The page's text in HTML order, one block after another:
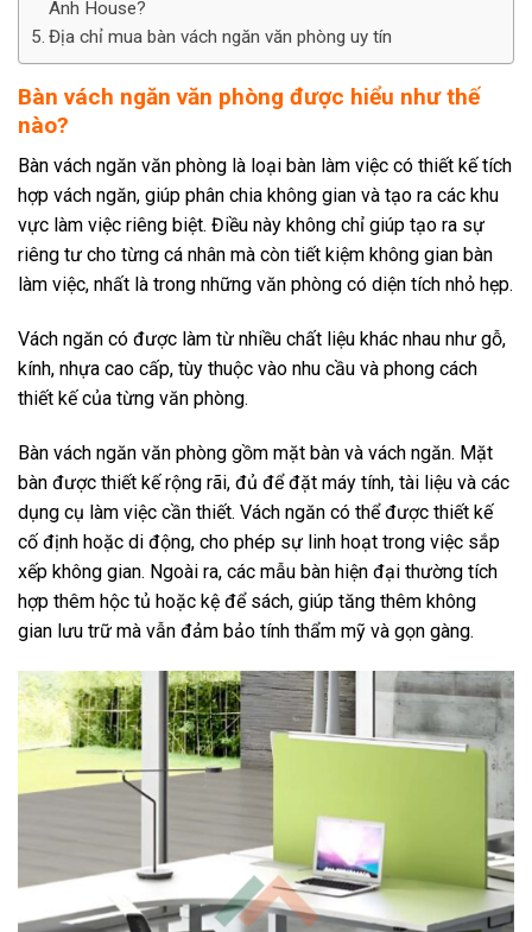
Anh House?
Địa chỉ mua bàn vách ngăn văn phòng uy tín
Bàn vách ngăn văn phòng được hiểu như thế
nào?
Bàn vách ngăn văn phòng là loại bàn làm việc có thiết kế tích
hợp vách ngăn, giúp phân chia không gian và tạo ra các khu
vực làm việc riêng biệt. Điều này không chỉ giúp tạo ra sự
riêng tư cho từng cá nhân mà còn tiết kiệm không gian bàn
làm việc, nhất là trong những văn phòng có diện tích nhỏ hẹp.
Vách ngăn có được làm từ nhiều chất liệu khác nhau như gỗ,
kính, nhựa cao cấp, tùy thuộc vào nhu cầu và phong cách
thiết kế của từng văn phòng.
Bàn vách ngăn văn phòng gồm mặt bàn và vách ngăn. Mặt
bàn được thiết kế rộng rãi, đủ để đặt máy tính, tài liệu và các
dụng cụ làm việc cần thiết. Vách ngăn có thể được thiết kế
cố định hoặc di động, cho phép sự linh hoạt trong việc sắp
xếp không gian. Ngoài ra, các mẫu bàn hiện đại thường tích
hợp thêm hộc tủ hoặc kệ để sách, giúp tăng thêm không
gian lưu trữ mà vẫn đảm bảo tính thẩm mỹ và gọn gàng.